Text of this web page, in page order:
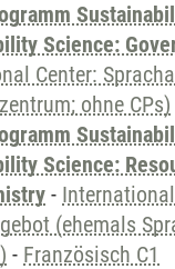
Science:
Center:
ohne CPs)
Science:
-
(ehemals
- Französisch C1